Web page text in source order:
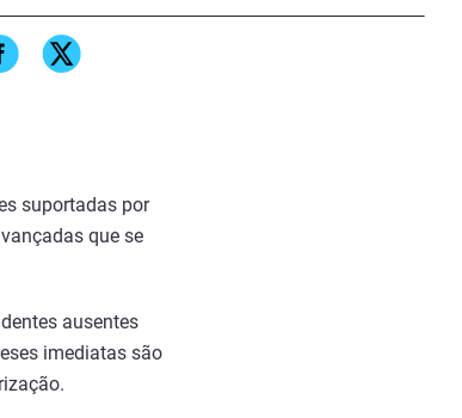
3D está
o ajuste, a forma
suportadas por
que se
ausentes
imediatas são